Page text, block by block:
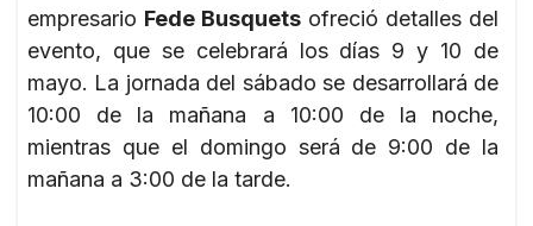
empresario Fede Busquets ofreció detalles del
evento, que se celebrará los días 9 y 10 de
mayo. La jornada del sábado se desarrollará de
10:00 de la mañana a 10:00 de la noche,
mientras que el domingo será de 9:00 de la
mañana a 3:00 de la tarde.